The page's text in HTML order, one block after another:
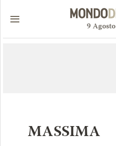
9Agosto
MASSIMA